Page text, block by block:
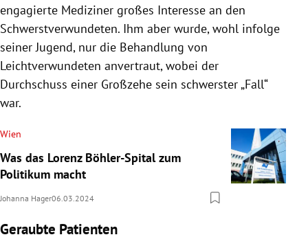
engagierte Mediziner großes Interesse an den
Schwerstverwundeten. Ihm aber wurde, wohl infolge
seiner Jugend, nur die Behandlung von
Leichtverwundeten anvertraut, wobei der
Durchschuss einer Großzehe sein schwerster „Fall“
war.
Wien
Was das Lorenz Böhler-Spital zum
Politikum macht
Johanna Hager06.03.2024
Geraubte Patienten